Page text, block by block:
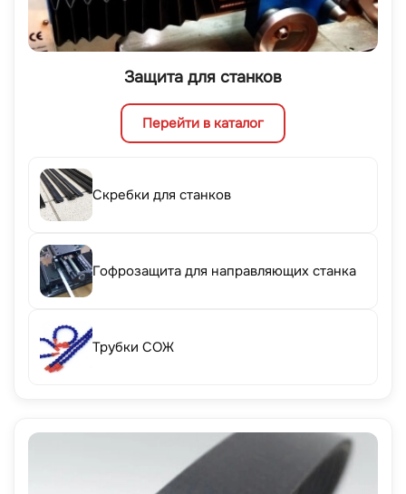
Защита для станков
Перейти в каталог
Скребки для станков
Гофрозащита для направляющих станка
Трубки СОЖ